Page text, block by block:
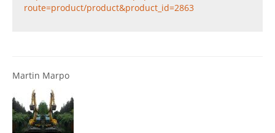
route=product/product&product_id=2863
Martin Marpo